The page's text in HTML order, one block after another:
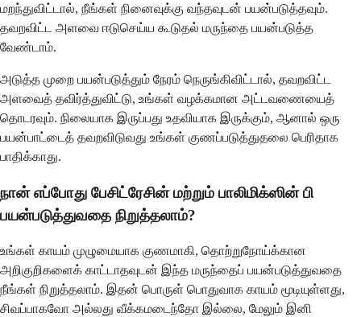
மறந்துவிட்டால், நீங்கள் நினைவுக்கு வந்தவுடன் பயன்படுத்தவும்.
தவறவிட்ட அளவை ஈடுசெய்ய கூடுதல் மருந்தை பயன்படுத்த
வேண்டாம்.
அடுத்த முறை பயன்படுத்தும் நேரம் நெருங்கிவிட்டால், தவறவிட்ட
அளவைத் தவிர்த்துவிட்டு, உங்கள் வழக்கமான அட்டவணையைத்
தொடரவும். நிலையாக இருப்பது உதவியாக இருக்கும், ஆனால் ஒரு
பயன்பாட்டைத் தவறவிடுவது உங்கள் குணப்படுத்துதலை பெரிதாக
பாதிக்காது.
நான் எப்போது பேசிட்ரேசின் மற்றும் பாலிமிக்ஸின் பி
பயன்படுத்துவதை நிறுத்தலாம்?
உங்கள் காயம் முழுமையாக குணமாகி, தொற்றுநோய்க்கான
அறிகுறிகளைக் காட்டாதவுடன் இந்த மருந்தைப் பயன்படுத்துவதை
நீங்கள் நிறுத்தலாம். இதன் பொருள் பொதுவாக காயம் மூடியுள்ளது,
சிவப்பாகவோ அல்லது வீக்கமடைந்தோ இல்லை, மேலும் இனி